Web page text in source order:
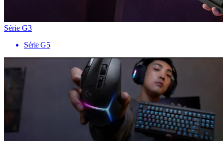
Série G3
Série G5